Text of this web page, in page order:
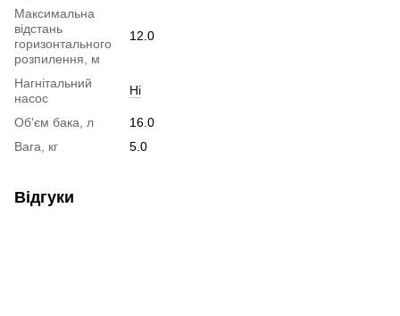
Максимальна
відстань
горизонтального
розпилення, м
12.0
Нагнітальний
насос
Ні
Об'єм бака, л
16.0
Вага, кг
5.0
Відгуки